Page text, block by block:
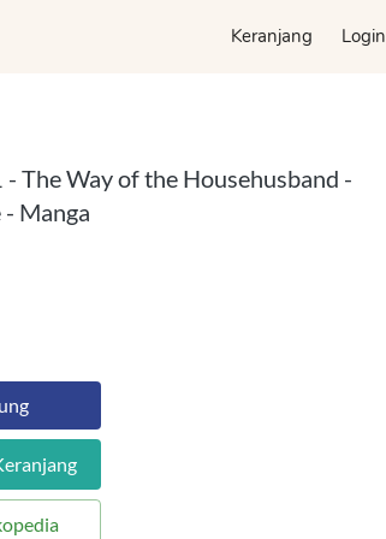
Keranjang Login
Keranjang Login
The Way of the Househusband -
Manga